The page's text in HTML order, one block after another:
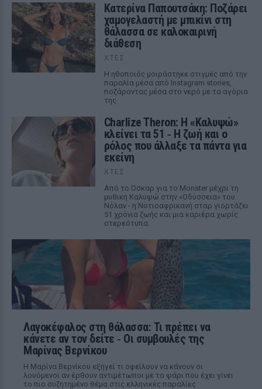
Κατερίνα Παπουτσάκη: Ποζάρει
χαμογελαστή με μπικίνι στη
θάλασσα σε καλοκαιρινή
διάθεση
ΧΤΕΣ
Η ηθοποιός μοιράστηκε στιγμές από την
παραλία μέσα από Instagram stories,
ποζάροντας μέσα στο νερό με τα αγόρια
της
Charlize Theron: Η «Καλυψώ»
κλείνει τα 51 ‑ H ζωή και ο
ρόλος που άλλαξε τα πάντα για
εκείνη
ΧΤΕΣ
Από το Όσκαρ για το Monster μέχρι τη
μυθική Καλυψώ στην «Οδύσσεια» του
Νόλαν - η Νοτιοαφρικανή σταρ γιορτάζει
51 χρόνια ζωής και μια καριέρα χωρίς
στερεότυπα.
Λαγοκέφαλος στη θάλασσα: Τι πρέπει να
κάνετε αν τον δείτε ‑ Οι συμβουλές της
Μαρίνας Βερνίκου
Η Μαρίνα Βερνίκου εξηγεί τι οφείλουν να κάνουν οι
λουόμενοι αν έρθουν αντιμέτωποι με το ψάρι που έχει γίνει
το πιο συζητημένο θέμα στις ελληνικές παραλίες